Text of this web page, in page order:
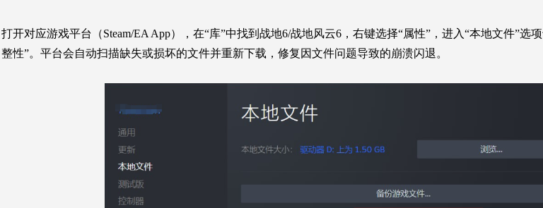
打开对应游戏平台（Steam/EA App），在“库”中找到战地6/战地风云6，右键选择“属性”，进入“本地文件”选
整性”。平台会自动扫描缺失或损坏的文件并重新下载，修复因文件问题导致的崩溃闪退。